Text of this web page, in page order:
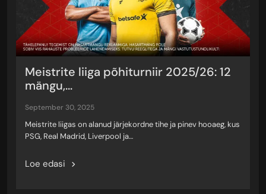
Meistrite liiga põhiturniir 2025/26: 12
mängu,...
september 30, 2025
Meistrite liigas on alanud järjekordne tihe ja pinev hooaeg, kus
PSG, Real Madrid, Liverpool ja…
Loe edasi